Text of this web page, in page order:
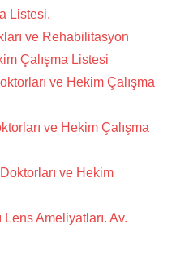
Listesi.
ve Rehabilitasyon
Çalışma Listesi
ve Hekim Çalışma
ve Hekim Çalışma
ve Hekim
Ameliyatları. Av.